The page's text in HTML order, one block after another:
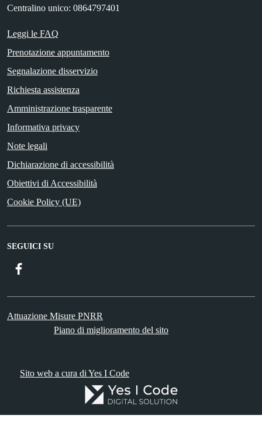
Centralino unico: 0864797401
Leggi le FAQ
Prenotazione appuntamento
Segnalazione disservizio
Richiesta assistenza
Amministrazione trasparente
Informativa privacy
Note legali
Dichiarazione di accessibilità
Obiettivi di Accessibilità
Cookie Policy (UE)
SEGUICI SU
Attuazione Misure PNRR
Piano di miglioramento del sito
Sito web a cura di Yes I Code